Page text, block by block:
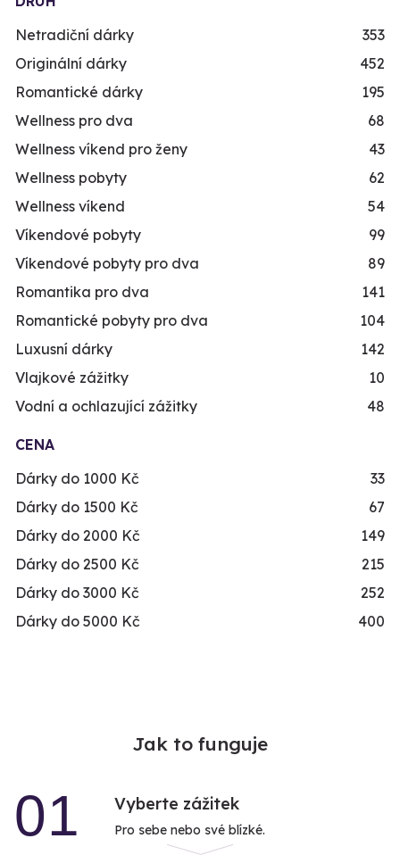
Netradiční dárky
353
Originální dárky
452
Romantické dárky
195
Wellness pro dva
68
Wellness víkend pro ženy
43
Wellness pobyty
62
Wellness víkend
54
Víkendové pobyty
99
Víkendové pobyty pro dva
89
Romantika pro dva
141
Romantické pobyty pro dva
104
Luxusní dárky
142
Vlajkové zážitky
10
Vodní a ochlazující zážitky
48
CENA
Dárky do 1000 Kč
33
Dárky do 1500 Kč
67
Dárky do 2000 Kč
149
Dárky do 2500 Kč
215
Dárky do 3000 Kč
252
Dárky do 5000 Kč
400
Jak to funguje
01 Vyberte zážitek
Pro sebe nebo své blízké.